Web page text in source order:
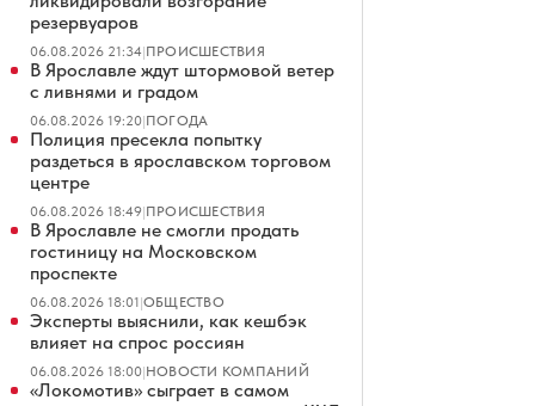
резервуаров
06.08.2026 21:34|ПРОИСШЕСТВИЯ
В Ярославле ждут штормовой ветер
с ливнями и градом
06.08.2026 19:20|ПОГОДА
Полиция пресекла попытку
раздеться в ярославском торговом
центре
06.08.2026 18:49|ПРОИСШЕСТВИЯ
В Ярославле не смогли продать
гостиницу на Московском
проспекте
06.08.2026 18:01|ОБЩЕСТВО
Эксперты выяснили, как кешбэк
влияет на спрос россиян
06.08.2026 18:00|НОВОСТИ КОМПАНИЙ
«Локомотив» сыграет в самом